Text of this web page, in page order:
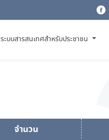
ระบบสารสนเทศสำหรับประชาชน
จำนวน